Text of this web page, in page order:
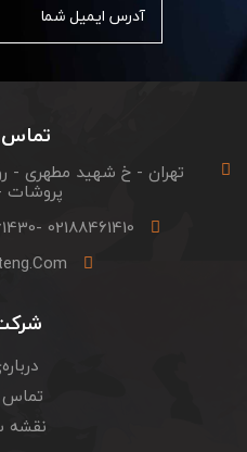
تماس
تهران - خ شهید مطهری -
پروشات -
02188461410 -09123004301-02188461430
تماس
نقشه